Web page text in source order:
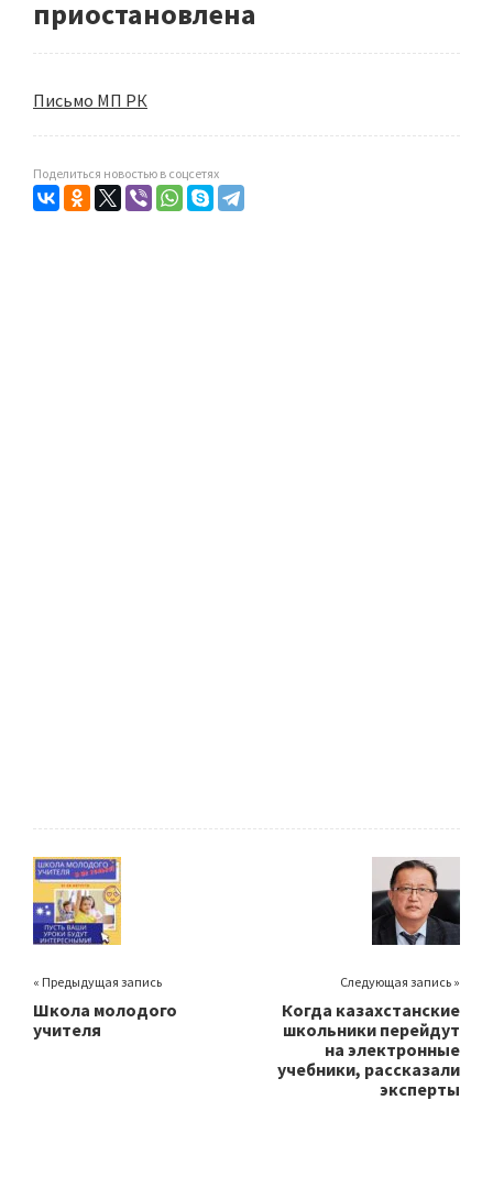
приостановлена
Письмо МП РК
Поделиться новостью в соцсетях
« Предыдущая запись
Школа молодого
учителя
Следующая запись »
Когда казахстанские
школьники перейдут
на электронные
учебники, рассказали
эксперты